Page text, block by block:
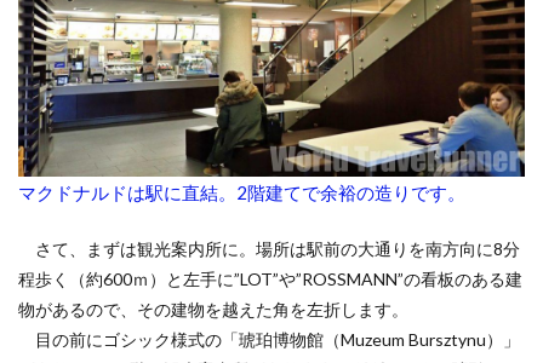
マクドナルドは駅に直結。2階建てで余裕の造りです。
さて、まずは観光案内所に。場所は駅前の大通りを南方向に8分
程歩く（約600ｍ）と左手に”LOT”や”ROSSMANN”の看板のある建
物があるので、その建物を越えた角を左折します。
目の前にゴシック様式の「琥珀博物館（Muzeum Bursztynu）」